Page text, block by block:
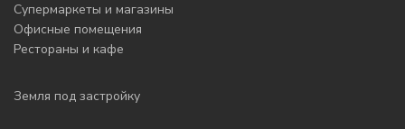
Супермаркеты и магазины
Офисные помещения
Рестораны и кафе
Земля под застройку